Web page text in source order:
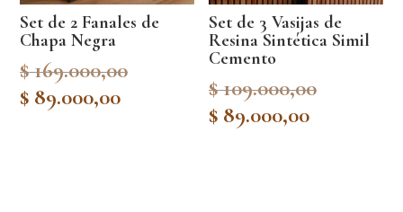
Set de 2 Fanales de
Chapa Negra
$169.000,00Original
$ 89.000,00Current
Set de 3 Vasijas de
Resina Sintética Simil
Cemento
$109.000,00Original
$ 89.000,00Current